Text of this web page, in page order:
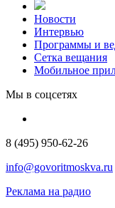
Новости
Интервью
Программы и
Сетка вещания
Мобильное
Мы в соцсетях
8 (495) 950-62-26
info@govoritmoskva.ru
Реклама на радио